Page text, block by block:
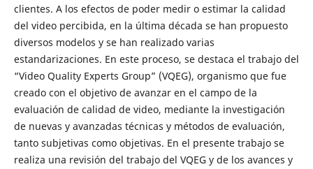
clientes. A los efectos de poder medir o estimar la calidad
del video percibida, en la última década se han propuesto
diversos modelos y se han realizado varias
estandarizaciones. En este proceso, se destaca el trabajo del
“Video Quality Experts Group” (VQEG), organismo que fue
creado con el objetivo de avanzar en el campo de la
evaluación de calidad de video, mediante la investigación
de nuevas y avanzadas técnicas y métodos de evaluación,
tanto subjetivas como objetivas. En el presente trabajo se
realiza una revisión del trabajo del VQEG y de los avances y